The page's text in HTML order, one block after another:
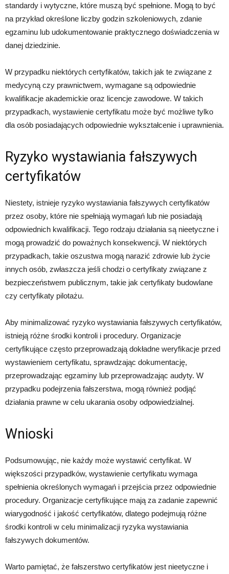
standardy i wytyczne, które muszą być spełnione. Mogą to być
na przykład określone liczby godzin szkoleniowych, zdanie
egzaminu lub udokumentowanie praktycznego doświadczenia w
danej dziedzinie.
W przypadku niektórych certyfikatów, takich jak te związane z
medycyną czy prawnictwem, wymagane są odpowiednie
kwalifikacje akademickie oraz licencje zawodowe. W takich
przypadkach, wystawienie certyfikatu może być możliwe tylko
dla osób posiadających odpowiednie wykształcenie i uprawnienia.
Ryzyko wystawiania fałszywych
certyfikatów
Niestety, istnieje ryzyko wystawiania fałszywych certyfikatów
przez osoby, które nie spełniają wymagań lub nie posiadają
odpowiednich kwalifikacji. Tego rodzaju działania są nieetyczne i
mogą prowadzić do poważnych konsekwencji. W niektórych
przypadkach, takie oszustwa mogą narazić zdrowie lub życie
innych osób, zwłaszcza jeśli chodzi o certyfikaty związane z
bezpieczeństwem publicznym, takie jak certyfikaty budowlane
czy certyfikaty pilotażu.
Aby minimalizować ryzyko wystawiania fałszywych certyfikatów,
istnieją różne środki kontroli i procedury. Organizacje
certyfikujące często przeprowadzają dokładne weryfikacje przed
wystawieniem certyfikatu, sprawdzając dokumentację,
przeprowadzając egzaminy lub przeprowadzając audyty. W
przypadku podejrzenia fałszerstwa, mogą również podjąć
działania prawne w celu ukarania osoby odpowiedzialnej.
Wnioski
Podsumowując, nie każdy może wystawić certyfikat. W
większości przypadków, wystawienie certyfikatu wymaga
spełnienia określonych wymagań i przejścia przez odpowiednie
procedury. Organizacje certyfikujące mają za zadanie zapewnić
wiarygodność i jakość certyfikatów, dlatego podejmują różne
środki kontroli w celu minimalizacji ryzyka wystawiania
fałszywych dokumentów.
Warto pamiętać, że fałszerstwo certyfikatów jest nieetyczne i